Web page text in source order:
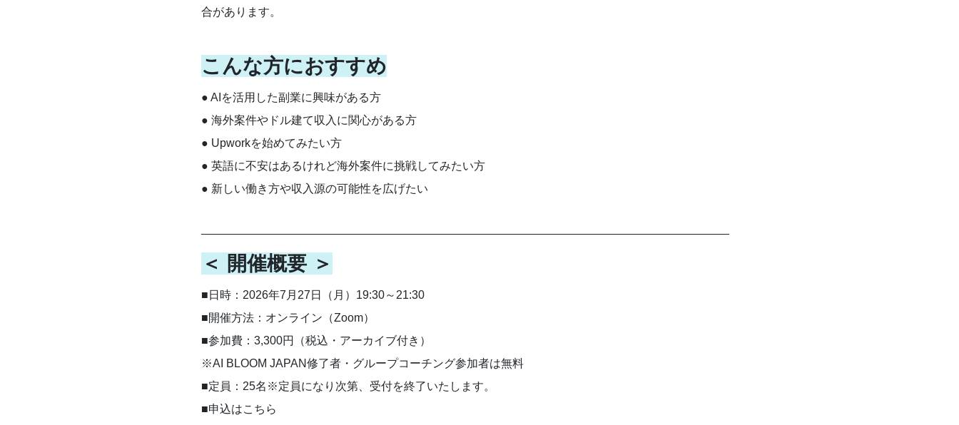
合があります。
こんな方におすすめ
● AIを活用した副業に興味がある方
● 海外案件やドル建て収入に関心がある方
● Upworkを始めてみたい方
● 英語に不安はあるけれど海外案件に挑戦してみたい方
● 新しい働き方や収入源の可能性を広げたい
＜ 開催概要 ＞
■日時：2026年7月27日（月）19:30～21:30
■開催方法：オンライン（Zoom）
■参加費：3,300円（税込・アーカイブ付き）
※AI BLOOM JAPAN修了者・グループコーチング参加者は無料
■定員：25名※定員になり次第、受付を終了いたします。
■申込はこちら